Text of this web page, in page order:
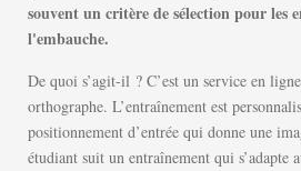
souvent un critère de sélection pour les
l'embauche.
De quoi s’agit-il ? C’est un service en
orthographe. L’entraînement est
positionnement d’entrée qui donne une
étudiant suit un entraînement qui s’adapte